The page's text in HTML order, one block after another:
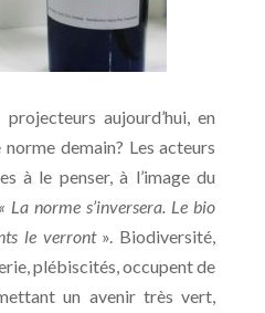
aujourd’hui, en
demain? Les acteurs
à le penser, à l’image du
« La norme s’inversera. Le bio
le verront ». Biodiversité,
plébiscités, occupent de
un avenir très vert,